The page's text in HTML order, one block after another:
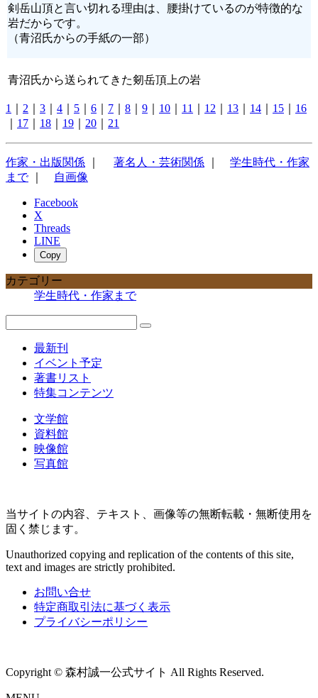
剣岳山頂と言い切れる理由は、腰掛けているのが特徴的な
岩だからです。
（青沼氏からの手紙の一部）
青沼氏から送られてきた剱岳頂上の岩
1 2 3 4 5 6 7 8 9 10 11 12 13 14 15
16
17 18 19 20 21
作家・出版関係 著名人・芸術関係
学生時代・作家
まで｜ 自画像
Facebook
X
Threads
LINE
Copy
カテゴリー
学生時代・作家まで
最新刊
イベント予定
著書リスト
特集コンテンツ
文学館
資料館
映像館
写真館
当サイトの内容、テキスト、画像等の無断転載・無断使用を
固く禁じます。
Unauthorized copying and replication of the contents of this site,
text and images are strictly prohibited.
お問い合せ
特定商取引法に基づく表示
プライバシーポリシー
Copyright © 森村誠一公式サイト All Rights Reserved.